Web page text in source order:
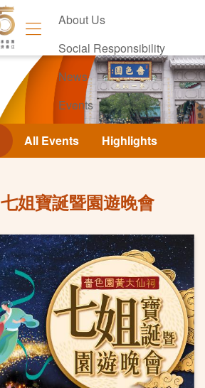
About Us
Social Responsibility
News
Events
Contact Us
All Events Highlights
七姐寶誕暨園遊晚會